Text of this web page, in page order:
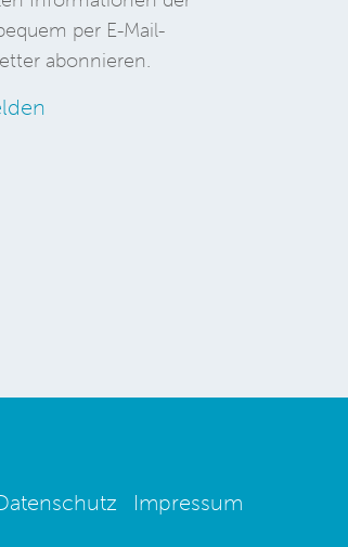
per E-Mail-
abonnieren.
Impressum